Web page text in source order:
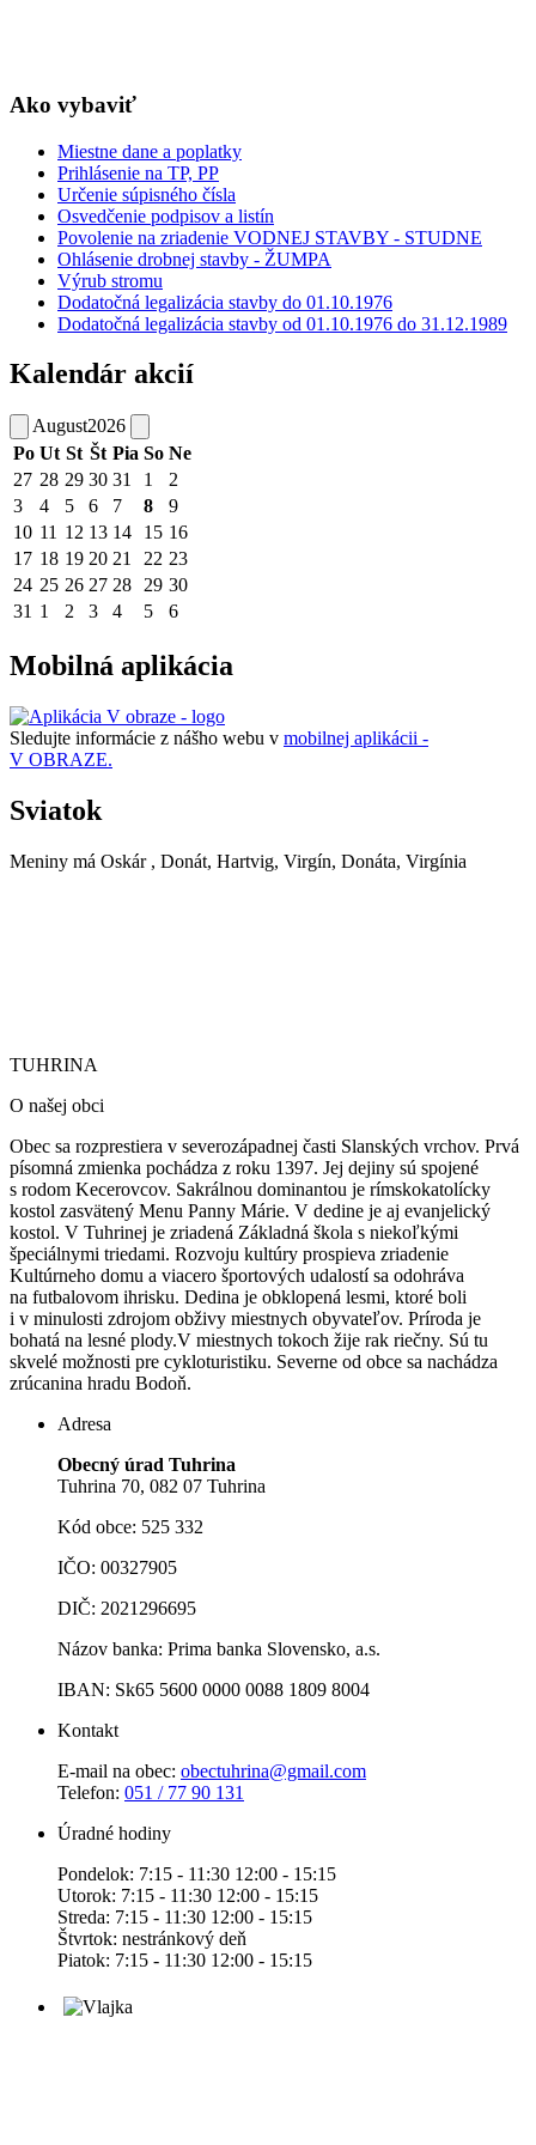
Ako vybaviť
Miestne dane a poplatky
Prihlásenie na TP, PP
Určenie súpisného čísla
Osvedčenie podpisov a listín
Povolenie na zriadenie VODNEJ STAVBY - STUDNE
Ohlásenie drobnej stavby - ŽUMPA
Výrub stromu
Dodatočná legalizácia stavby do 01.10.1976
Dodatočná legalizácia stavby od 01.10.1976 do 31.12.1989
Kalendár akcií
August2026
Po Ut St Št Pia So Ne
27 28 29 30 31 1
2
3
4 5 6 7 8
9
10 11 12 13 14 15 16
17 18 19 20 21 22 23
24 25 26 27 28 29 30
31 1 2 3 4 5 6
Mobilná aplikácia
Sledujte informácie z nášho webu v mobilnej aplikácii -
V OBRAZE.
Sviatok
Meniny má Oskár , Donát, Hartvig, Virgín, Donáta, Virgínia
TUHRINA
O našej obci
Obec sa rozprestiera v severozápadnej časti Slanských vrchov. Prvá
písomná zmienka pochádza z roku 1397. Jej dejiny sú spojené
s rodom Kecerovcov. Sakrálnou dominantou je rímskokatolícky
kostol zasvätený Menu Panny Márie. V dedine je aj evanjelický
kostol. V Tuhrinej je zriadená Základná škola s niekoľkými
špeciálnymi triedami. Rozvoju kultúry prospieva zriadenie
Kultúrneho domu a viacero športových udalostí sa odohráva
na futbalovom ihrisku. Dedina je obklopená lesmi, ktoré boli
i v minulosti zdrojom obživy miestnych obyvateľov. Príroda je
bohatá na lesné plody.V miestnych tokoch žije rak riečny. Sú tu
skvelé možnosti pre cykloturistiku. Severne od obce sa nachádza
zrúcanina hradu Bodoň.
Adresa
Obecný úrad Tuhrina
Tuhrina 70, 082 07 Tuhrina
Kód obce: 525 332
IČO: 00327905
DIČ: 2021296695
Názov banka: Prima banka Slovensko, a.s.
IBAN: Sk65 5600 0000 0088 1809 8004
Kontakt
E-mail na obec: obectuhrina@gmail.com
Telefon: 051 / 77 90 131
Úradné hodiny
Pondelok: 7:15 - 11:30 12:00 - 15:15
Utorok: 7:15 - 11:30 12:00 - 15:15
Streda: 7:15 - 11:30 12:00 - 15:15
Štvrtok: nestránkový deň
Piatok: 7:15 - 11:30 12:00 - 15:15